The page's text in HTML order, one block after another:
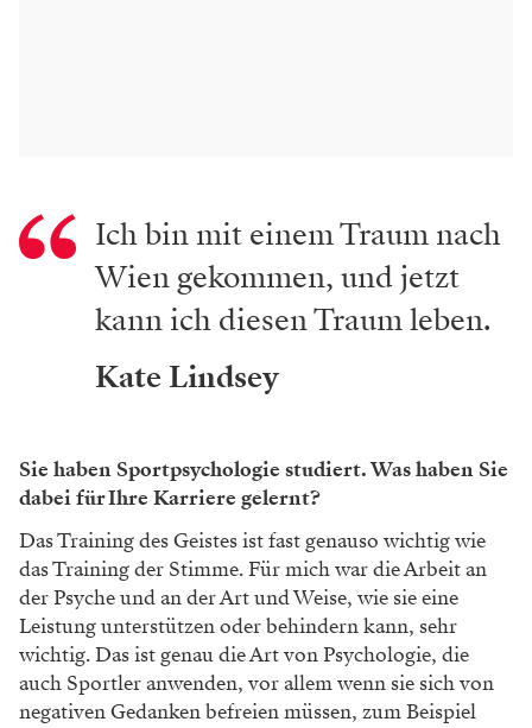
Ich bin mit einem Traum nach
Wien gekommen, und jetzt
kann ich diesen Traum leben.
Kate Lindsey
Sie haben Sportpsychologie studiert. Was haben Sie
dabei für Ihre Karriere gelernt?
Das Training des Geistes ist fast genauso wichtig wie
das Training der Stimme. Für mich war die Arbeit an
der Psyche und an der Art und Weise, wie sie eine
Leistung unterstützen oder behindern kann, sehr
wichtig. Das ist genau die Art von Psychologie, die
auch Sportler anwenden, vor allem wenn sie sich von
negativen Gedanken befreien müssen, zum Beispiel